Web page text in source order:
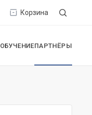
Корзина
ОБУЧЕНИЕПАРТНЁРЫ